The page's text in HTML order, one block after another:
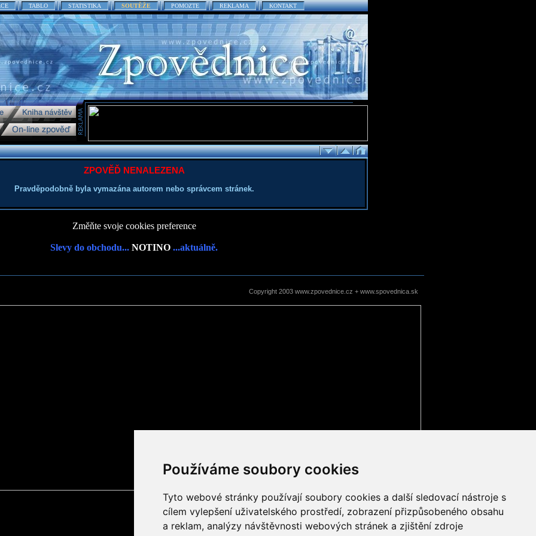
Používáme soubory cookies
Tyto webové stránky používají soubory cookies a další sledovací nástroje s
cílem vylepšení uživatelského prostředí, zobrazení přizpůsobeného obsahu
a reklam, analýzy návštěvnosti webových stránek a zjištění zdroje
TABLO STATISTIKA SOUTĚŽE POMOZTE REKLAMA KONTAKT
ZPOVĚĎ NENALEZENA
Pravděpodobně byla vymazána autorem nebo správcem stránek.
Změňte svoje cookies preference
Slevy do obchodu... NOTINO ...aktuálně.
Copyright 2003 www.zpovednice.cz + www.spovednica.sk